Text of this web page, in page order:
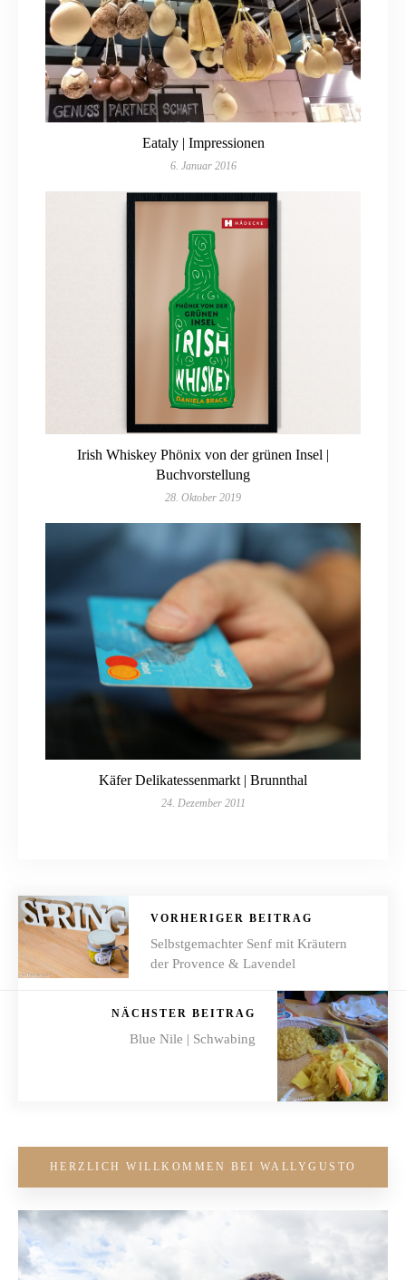
Eataly | Impressionen
6. Januar 2016
Irish Whiskey Phönix von der grünen Insel |
Buchvorstellung
28. Oktober 2019
Käfer Delikatessenmarkt | Brunnthal
24. Dezember 2011
VORHERIGER BEITRAG
Selbstgemachter Senf mit Kräutern
der Provence & Lavendel
NÄCHSTER BEITRAG
Blue Nile | Schwabing
HERZLICH WILLKOMMEN BEI WALLYGUSTO